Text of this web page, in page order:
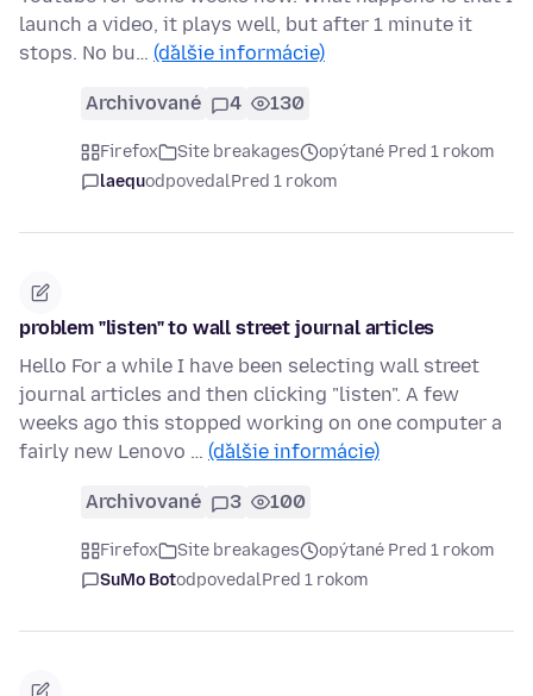
launch a video, it plays well, but after 1 minute it
stops. No bu… (ďalšie informácie)
Archivované 4 130
Firefox Site breakages
opýtané Pred 1 rokom
laequodpovedalPred 1 rokom
problem "listen" to wall street journal articles
Hello For a while I have been selecting wall street
journal articles and then clicking "listen". A few
weeks ago this stopped working on one computer a
fairly new Lenovo … (ďalšie informácie)
Archivované 3 100
Firefox Site breakages
opýtané Pred 1 rokom
SuMo BotodpovedalPred 1 rokom